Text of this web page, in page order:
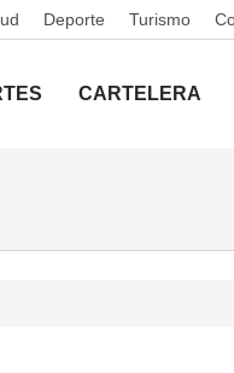
Deporte Turismo
CARTELERA